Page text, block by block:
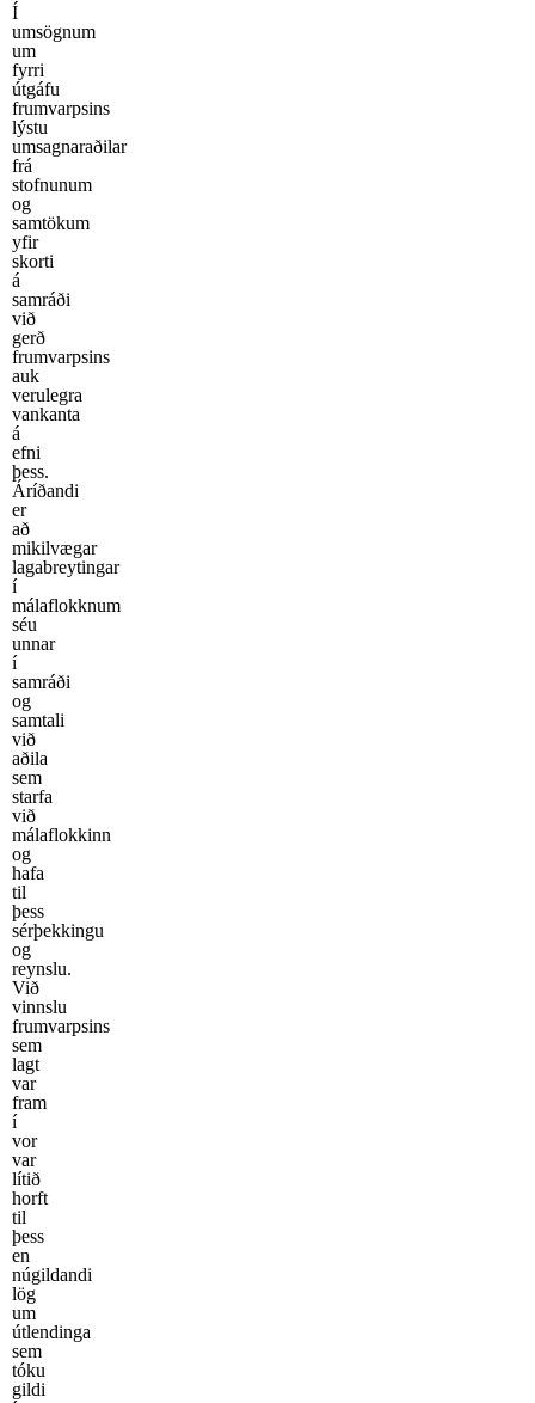
Í
umsögnum
um
fyrri
útgáfu
frumvarpsins
lýstu
umsagnaraðilar
frá
stofnunum
og
samtökum
yfir
skorti
á
samráði
við
gerð
frumvarpsins
auk
verulegra
vankanta
á
efni
þess.
Áríðandi
er
að
mikilvægar
lagabreytingar
í
málaflokknum
séu
unnar
í
samráði
og
samtali
við
aðila
sem
starfa
við
málaflokkinn
og
hafa
til
þess
sérþekkingu
og
reynslu.
Við
vinnslu
frumvarpsins
sem
lagt
var
fram
í
vor
var
lítið
horft
til
þess
en
núgildandi
lög
um
útlendinga
sem
tóku
gildi